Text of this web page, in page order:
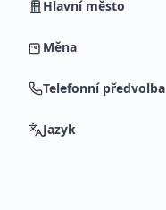
Hlavní město
Měna
Telefonní předvolba
Jazyk